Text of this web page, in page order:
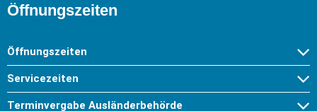
Öffnungszeiten
Öffnungszeiten
Servicezeiten
Terminvergabe Ausländerbehörde